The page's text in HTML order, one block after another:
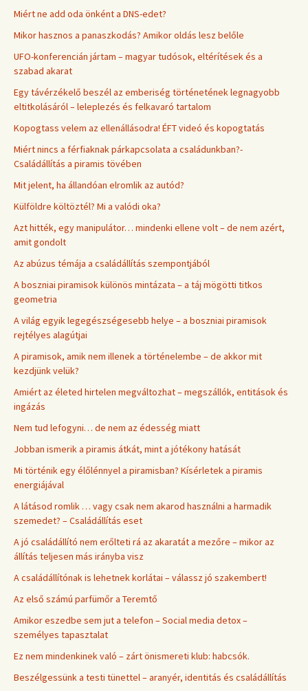
Miért ne add oda önként a DNS-edet?
Mikor hasznos a panaszkodás? Amikor oldás lesz belőle
UFO-konferencián jártam – magyar tudósok, eltérítések és a
szabad akarat
Egy távérzékelő beszél az emberiség történetének legnagyobb
eltitkolásáról – leleplezés és felkavaró tartalom
Kopogtass velem az ellenállásodra! ÉFT videó és kopogtatás
Miért nincs a férfiaknak párkapcsolata a családunkban?-
Családállítás a piramis tövében
Mit jelent, ha állandóan elromlik az autód?
Külföldre költöztél? Mi a valódi oka?
Azt hitték, egy manipulátor… mindenki ellene volt – de nem azért,
amit gondolt
Az abúzus témája a családállítás szempontjából
A boszniai piramisok különös mintázata – a táj mögötti titkos
geometria
A világ egyik legegészségesebb helye – a boszniai piramisok
rejtélyes alagútjai
A piramisok, amik nem illenek a történelembe – de akkor mit
kezdjünk velük?
Amiért az életed hirtelen megváltozhat – megszállók, entitások és
ingázás
Nem tud lefogyni… de nem az édesség miatt
Jobban ismerik a piramis átkát, mint a jótékony hatását
Mi történik egy élőlénnyel a piramisban? Kísérletek a piramis
energiájával
A látásod romlik … vagy csak nem akarod használni a harmadik
szemedet? – Családállítás eset
A jó családállító nem erőlteti rá az akaratát a mezőre – mikor az
állítás teljesen más irányba visz
A családállítónak is lehetnek korlátai – válassz jó szakembert!
Az első számú parfümőr a Teremtő
Amikor eszedbe sem jut a telefon – Social media detox –
személyes tapasztalat
Ez nem mindenkinek való – zárt önismereti klub: habcsók.
Beszélgessünk a testi tünettel – aranyér, identitás és családállítás